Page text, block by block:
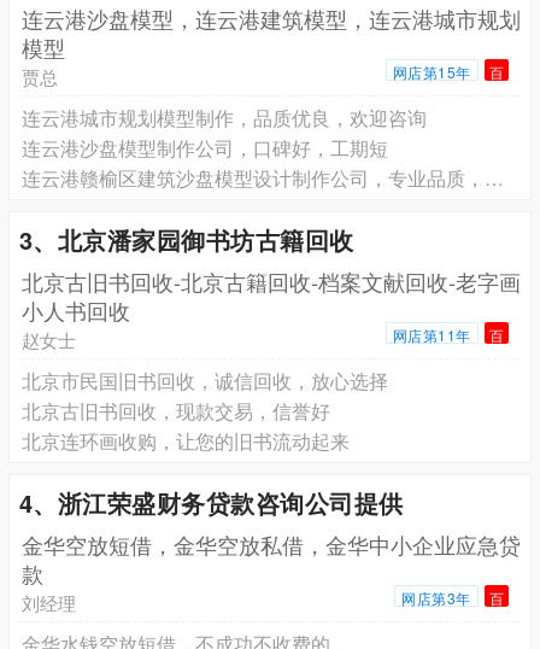
连云港沙盘模型，连云港建筑模型，连云港城市规划
模型
贾总 网店第15年 百
连云港城市规划模型制作，品质优良，欢迎咨询
连云港沙盘模型制作公司，口碑好，工期短
连云港赣榆区建筑沙盘模型设计制作公司，专业品质，有保障
3、北京潘家园御书坊古籍回收
北京古旧书回收-北京古籍回收-档案文献回收-老字画
小人书回收
赵女士 网店第11年 百
北京市民国旧书回收，诚信回收，放心选择
北京古旧书回收，现款交易，信誉好
北京连环画收购，让您的旧书流动起来
4、浙江荣盛财务贷款咨询公司提供
金华空放短借，金华空放私借，金华中小企业应急贷
款
刘经理 网店第3年 百
金华水钱空放短借，不成功不收费的